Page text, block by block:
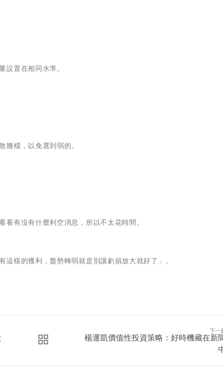
設置在相同水準。
檔，以免選到弱的。
有沒有什麼利空消息，所以不太花時間。
這樣的獲利，盤勢轉弱就是別讓虧損放大就好了」。
下一
楊運凱價值性投資策略：好時機藏在新